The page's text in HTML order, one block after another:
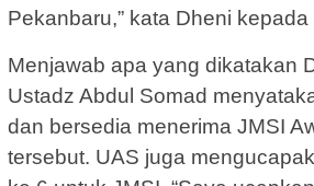
Pekanbaru,” kata Dheni kepada
Menjawab apa yang dikatakan
Ustadz Abdul Somad
dan bersedia menerima JMSI
tersebut. UAS juga